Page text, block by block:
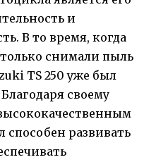
и
В то время, когда
снимали пыль
TS 250 уже был
своему
развивать